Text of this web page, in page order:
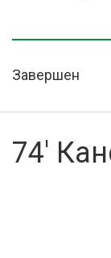
О сайте
Завершен
74'